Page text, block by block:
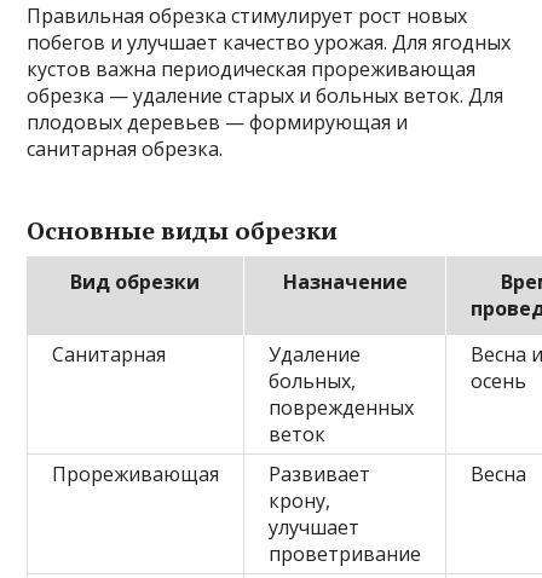
Правильная обрезка стимулирует рост новых
побегов и улучшает качество урожая. Для ягодных
кустов важна периодическая прореживающая
обрезка — удаление старых и больных веток. Для
плодовых деревьев — формирующая и
санитарная обрезка.
Основные виды обрезки
Вид обрезки Назначение
Санитарная
Удаление
больных,
поврежденных
веток
Весна
осень
Прореживающая
Развивает
крону,
улучшает
проветривание
Весна